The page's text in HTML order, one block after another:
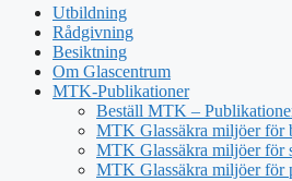
Utbildning
Rådgivning
Besiktning
Om Glascentrum
MTK-Publikationer
Beställ MTK –
MTK Glassäkra miljöer för
MTK Glassäkra miljöer för
MTK Glassäkra miljöer för